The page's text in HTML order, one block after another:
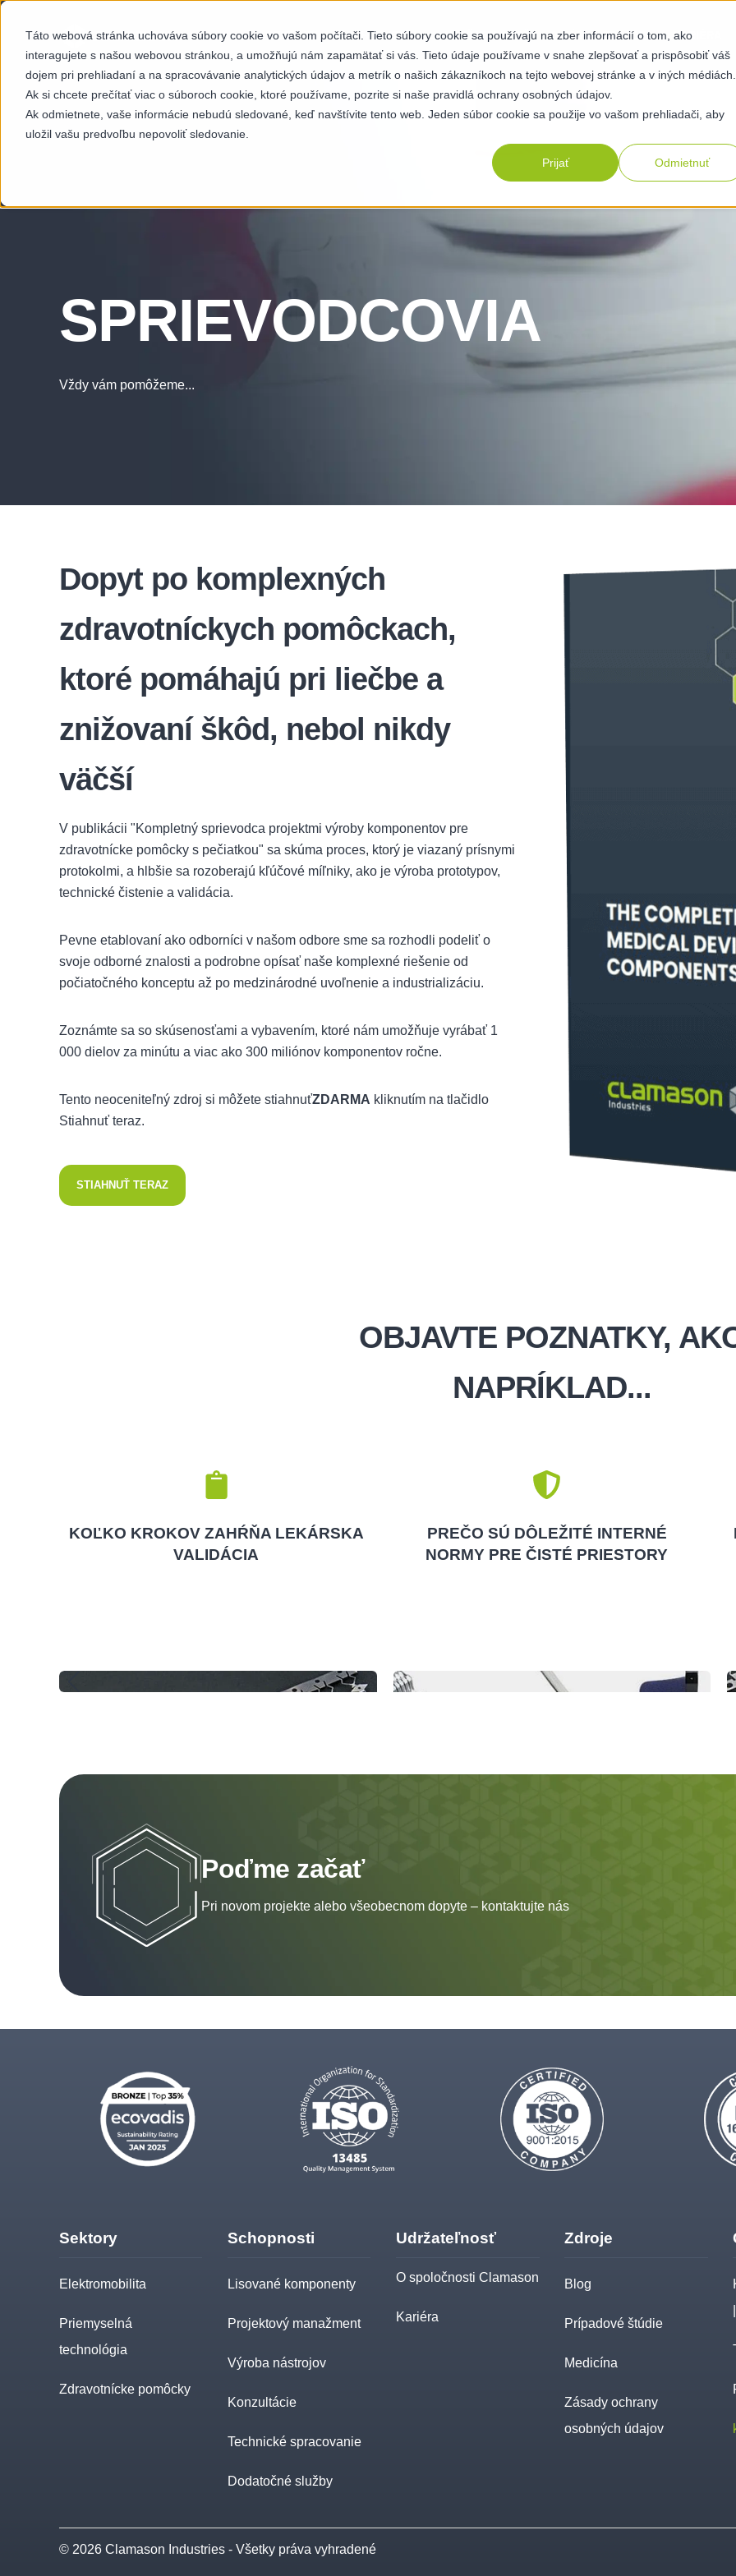
Táto webová stránka uchováva súbory cookie vo vašom počítači. Tieto súbory cookie sa používajú na zber informácií o tom, ako
interagujete s našou webovou stránkou, a umožňujú nám zapamätať si vás. Tieto údaje používame v snahe zlepšovať a prispôsobiť váš
dojem pri prehliadaní a na spracovávanie analytických údajov a metrík o našich zákazníkoch na tejto webovej stránke a v iných médiách.
Ak si chcete prečítať viac o súboroch cookie, ktoré používame, pozrite si naše pravidlá ochrany osobných údajov.
Ak odmietnete, vaše informácie nebudú sledované, keď navštívite tento web. Jeden súbor cookie sa použije vo vašom prehliadači, aby
uložil vašu predvoľbu nepovoliť sledovanie.
Prijať Odmietnuť
SEKTORY SCHOPNOSTI UDRŽATEĽNOSŤ O NÁS ZDROJE KARIÉRA
SPRIEVODCOVIA
Vždy vám pomôžeme...
Dopyt po komplexných
zdravotníckych pomôckach,
ktoré pomáhajú pri liečbe a
znižovaní škôd, nebol nikdy
väčší
V publikácii "Kompletný sprievodca projektmi výroby komponentov pre
zdravotnícke pomôcky s pečiatkou" sa skúma proces, ktorý je viazaný prísnymi
protokolmi, a hlbšie sa rozoberajú kľúčové míľniky, ako je výroba prototypov,
technické čistenie a validácia.
Pevne etablovaní ako odborníci v našom odbore sme sa rozhodli podeliť o
svoje odborné znalosti a podrobne opísať naše komplexné riešenie od
počiatočného konceptu až po medzinárodné uvoľnenie a industrializáciu.
Zoznámte sa so skúsenosťami a vybavením, ktoré nám umožňuje vyrábať 1
000 dielov za minútu a viac ako 300 miliónov komponentov ročne.
Tento neoceniteľný zdroj si môžete stiahnuťZDARMA kliknutím na tlačidlo
Stiahnuť teraz.
STIAHNUŤ TERAZ
OBJAVTE POZNATKY,
NAPRÍKLAD...
KOĽKO KROKOV ZAHŔŇA LEKÁRSKA
VALIDÁCIA
PREČO SÚ DÔLEŽITÉ INTERNÉ
NORMY PRE ČISTÉ PRIESTORY
Poďme začať
Pri novom projekte alebo všeobecnom dopyte – kontaktujte nás
Sektory
Elektromobilita
Priemyselná
technológia
Zdravotnícke pomôcky
Schopnosti
Lisované komponenty
Projektový manažment
Výroba nástrojov
Konzultácie
Technické spracovanie
Dodatočné služby
Udržateľnosť
O spoločnosti Clamason
Kariéra
Zdroje
Blog
Prípadové štúdie
Medicína
Zásady ochrany
osobných údajov
© 2026 Clamason Industries - Všetky práva vyhradené